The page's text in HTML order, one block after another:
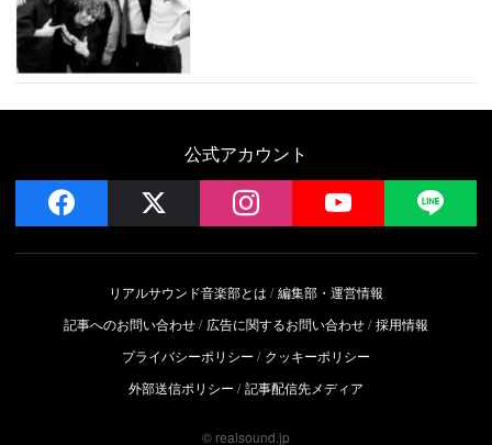
公式アカウント
facebook instagram YouTube
リアルサウンド音楽部とは
編集部・運営情報
記事へのお問い合わせ
広告に関するお問い合わせ 採用情報
プライバシーポリシー
クッキーポリシー
外部送信ポリシー
記事配信先メディア
© realsound.jp